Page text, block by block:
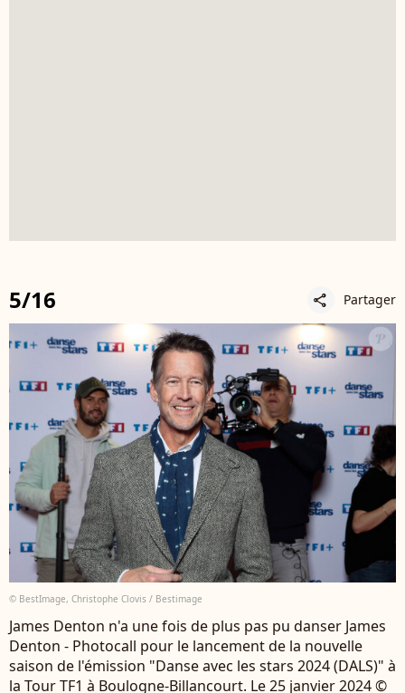
5/16 share Partager
© BestImage, Christophe Clovis / Bestimage
James Denton n'a une fois de plus pas pu danser James
Denton - Photocall pour le lancement de la nouvelle
saison de l'émission "Danse avec les stars 2024 (DALS)" à
la Tour TF1 à Boulogne-Billancourt. Le 25 janvier 2024 ©